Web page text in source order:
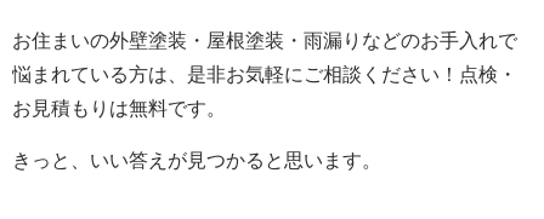
お住まいの外壁塗装・屋根塗装・雨漏りなどのお手入れで
悩まれている方は、是非お気軽にご相談ください！点検・
お見積もりは無料です。
きっと、いい答えが見つかると思います。